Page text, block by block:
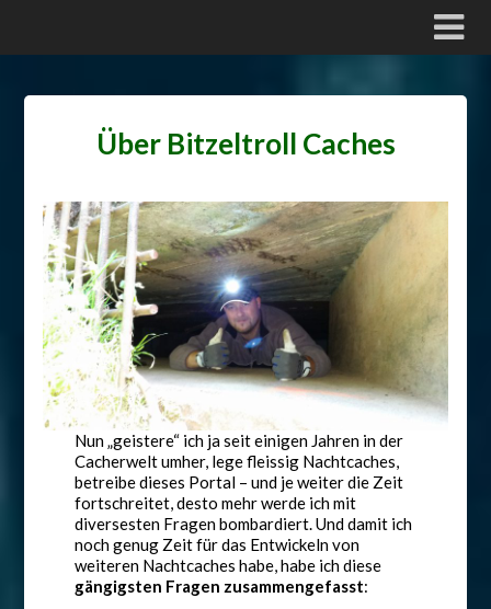
Über Bitzeltroll Caches
Nun „geistere“ ich ja seit einigen Jahren in der
Cacherwelt umher, lege fleissig Nachtcaches,
betreibe dieses Portal – und je weiter die Zeit
fortschreitet, desto mehr werde ich mit
diversesten Fragen bombardiert. Und damit ich
noch genug Zeit für das Entwickeln von
weiteren Nachtcaches habe, habe ich diese
gängigsten Fragen zusammengefasst: